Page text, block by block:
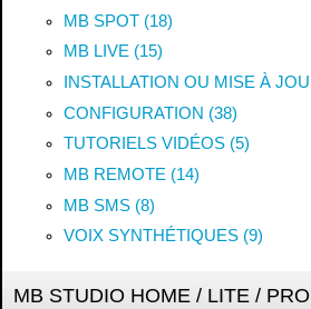
MB SPOT (18)
MB LIVE (15)
INSTALLATION OU MISE À
CONFIGURATION (38)
TUTORIELS VIDÉOS (5)
MB REMOTE (14)
MB SMS (8)
VOIX SYNTHÉTIQUES (9)
MB STUDIO HOME / LITE / PRO